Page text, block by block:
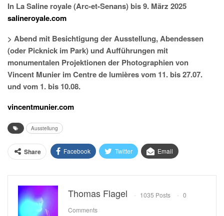
In La Saline royale (Arc-et-Senans) bis 9. März 2025
salineroyale.com
> Abend mit Besichtigung der Ausstellung, Abendessen
(oder Picknick im Park) und Aufführungen mit
monumentalen Projektionen der Photographien von
Vincent Munier im Centre de lumières vom 11. bis 27.07.
und vom 1. bis 10.08.
vincentmunier.com
Ausstellung
Share Facebook Twitter Email
Thomas Flagel 1035 Posts
0
Comments